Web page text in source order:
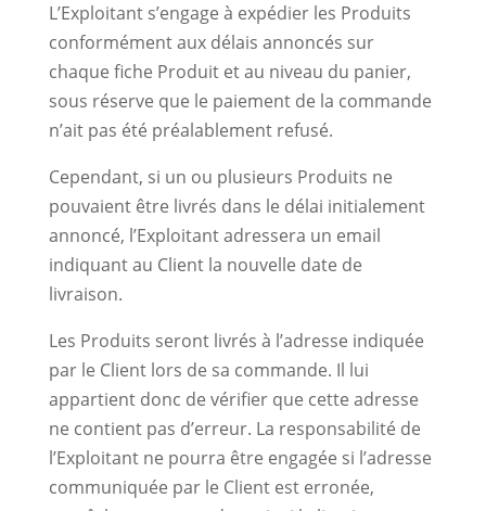
L’Exploitant s’engage à expédier les Produits
conformément aux délais annoncés sur
chaque fiche Produit et au niveau du panier,
sous réserve que le paiement de la commande
n’ait pas été préalablement refusé.
Cependant, si un ou plusieurs Produits ne
pouvaient être livrés dans le délai initialement
annoncé, l’Exploitant adressera un email
indiquant au Client la nouvelle date de
livraison.
Les Produits seront livrés à l’adresse indiquée
par le Client lors de sa commande. Il lui
appartient donc de vérifier que cette adresse
ne contient pas d’erreur. La responsabilité de
l’Exploitant ne pourra être engagée si l’adresse
communiquée par le Client est erronée,